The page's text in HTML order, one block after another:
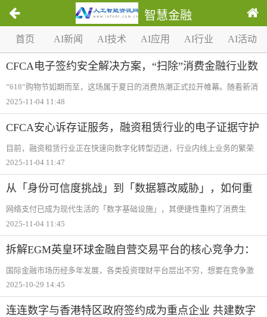
智慧金融
首页 AI新闻 AI技术 AI应用 AI行业 AI活动
1/0
CFCA电子签约安全解决方案，“扫除”消费金融行业数
字化转型后顾之忧
“618“购物节如期而至，这场属于夏日的消费热潮正式拉开帷幕。随着新消
费模式的涌现和消费主力的迭代，信用交易成为了当下热络的消费选择。
融业务也广
2025-11-04 11:48
CFCA安心诉存证服务，融资租赁行业的电子证据守护
者
目前，融资租赁行业正在快速向数字化转型迈进，行业内线上业务的繁荣
发展，使得电子数据在交易出现司法纠纷时所起到的作用愈发重要。在数
有效性的问题也
2025-11-04 11:47
从「身份可信度挑战」到「数据篡改威胁」，如何重
塑第三方支付安全防线？
网络支付已成为现代生活的「数字基础设施」，其便捷性重构了消费生
态，但伴随而来的安全考验已演变为潜在风险——从身份认证的「可信度
胁」
2025-11-04 11:45
拆解EGM英皇环球金融自营交易平台的核心竞争力：
它凭什么吸引交易员？
国际金融市场历经多年发展，各类投资理财平台层出不穷，想要在竞争激
烈的环境中脱颖而出，受到客户的喜爱和推崇，除了提高服务品质满足客
环球金融推出自营
2025-10-29 14:45
连连数字与香港特区政府签约成为重点企业 共建数字